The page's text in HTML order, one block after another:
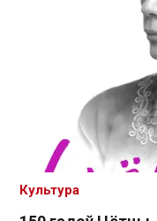
Культура